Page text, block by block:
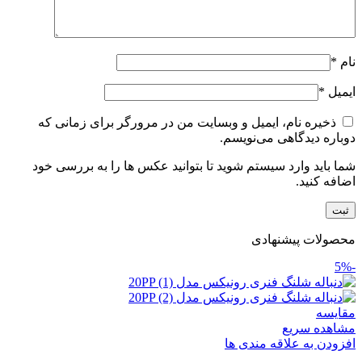
نام *
ایمیل *
ذخیره نام، ایمیل و وبسایت من در مرورگر برای زمانی که
دوباره دیدگاهی می‌نویسم.
شما باید وارد سیستم شوید تا بتوانید عکس ها را به بررسی خود
اضافه کنید.
محصولات پیشنهادی
-5%
مقایسه
مشاهده سریع
افزودن به علاقه مندی ها